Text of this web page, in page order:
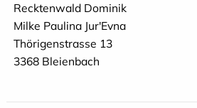
Recktenwald Dominik
Milke Paulina Jur'Evna
Thörigenstrasse 13
3368 Bleienbach